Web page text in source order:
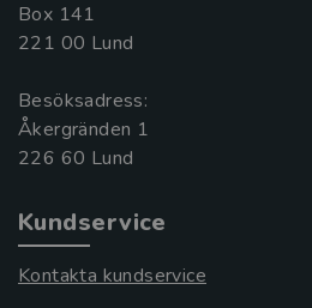
Box 141
221 00 Lund
Besöksadress:
Åkergränden 1
Kundservice
Kontakta kundservice